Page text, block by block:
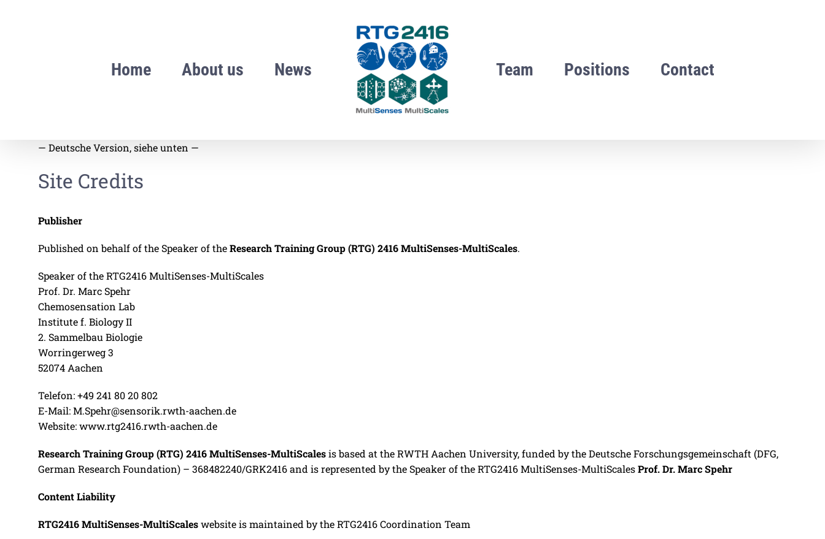
Home About us News Team Positions Contact
— Deutsche Version, siehe unten —
Site Credits
Publisher
Published on behalf of the Speaker of theResearch Training Group (RTG) 2416 MultiSenses-MultiScales.
Speaker of the RTG2416 MultiSenses-MultiScales
Prof. Dr. Marc Spehr
Chemosensation Lab
Institute f. Biology II
2. Sammelbau Biologie
Worringerweg 3
52074 Aachen
Telefon: +49 241 80 20 802
E-Mail: M.Spehr@sensorik.rwth-aachen.de
Website: www.rtg2416.rwth-aachen.de
Research Training Group (RTG) 2416 MultiSenses-MultiScalesis based at the RWTH Aachen University, funded by the Deutsche Forschungsgemeinschaft (DFG,
German Research Foundation) – 368482240/GRK2416 and is represented by the Speaker of the RTG2416 MultiSenses-MultiScalesProf. Dr. Marc Spehr
Content Liability
RTG2416 MultiSenses-MultiScaleswebsite is maintained by the RTG2416 Coordination Team